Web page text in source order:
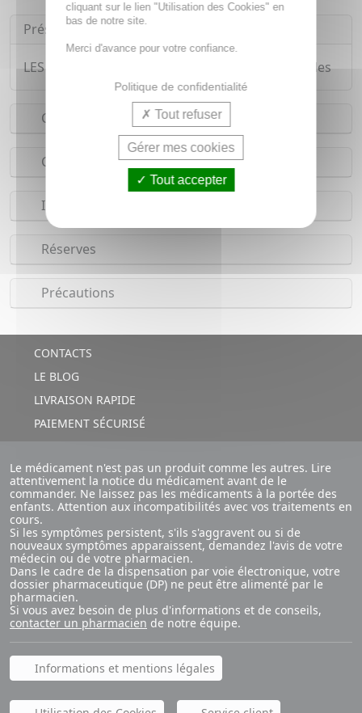
Présentation
LES 3 CHENES OligoVégétal Iode bio x20 ampoules
Conseils d'utilisation
Composition
Indications
Réserves
Précautions
CONTACTS
LE BLOG
LIVRAISON RAPIDE
PAIEMENT SÉCURISÉ
Le médicament n'est pas un produit comme les autres. Lire
attentivement la notice du médicament avant de le
commander. Ne laissez pas les médicaments à la portée des
enfants. Attention aux incompatibilités avec vos traitements en
cours.
Si les symptômes persistent, s'ils s'aggravent ou si de
nouveaux symptômes apparaissent, demandez l'avis de votre
médecin ou de votre pharmacien.
Dans le cadre de la dispensation par voie électronique, votre
dossier pharmaceutique (DP) ne peut être alimenté par le
pharmacien.
Si vous avez besoin de plus d'informations et de conseils,
contacter un pharmacien de notre équipe.
Informations et mentions légales
cliquant sur le lien "Utilisation des Cookies" en
bas de notre site.
Merci d'avance pour votre confiance.
Politique de confidentialité
Tout refuser
Gérer mes cookies
Tout accepter